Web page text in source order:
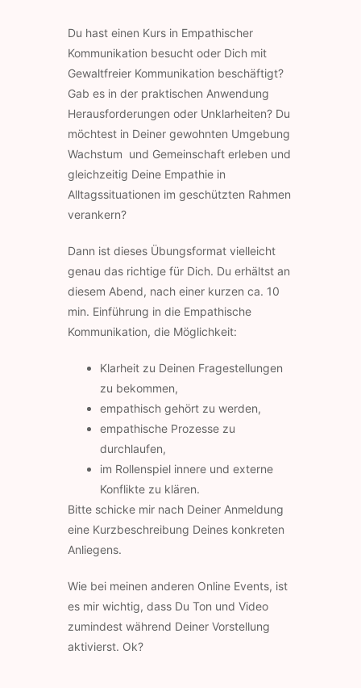
Du hast einen Kurs in Empathischer
Kommunikation besucht oder Dich mit
Gewaltfreier Kommunikation beschäftigt?
Gab es in der praktischen Anwendung
Herausforderungen oder Unklarheiten? Du
möchtest in Deiner gewohnten Umgebung
Wachstum und Gemeinschaft erleben und
gleichzeitig Deine Empathie in
Alltagssituationen im geschützten Rahmen
verankern?
Dann ist dieses Übungsformat vielleicht
genau das richtige für Dich. Du erhältst an
diesem Abend, nach einer kurzen ca. 10
min. Einführung in die Empathische
Kommunikation, die Möglichkeit:
Klarheit zu Deinen Fragestellungen
zu bekommen,
empathisch gehört zu werden,
empathische Prozesse zu
durchlaufen,
im Rollenspiel innere und externe
Konflikte zu klären.
Bitte schicke mir nach Deiner Anmeldung
eine Kurzbeschreibung Deines konkreten
Anliegens.
Wie bei meinen anderen Online Events, ist
es mir wichtig, dass Du Ton und Video
zumindest während Deiner Vorstellung
aktivierst. Ok?